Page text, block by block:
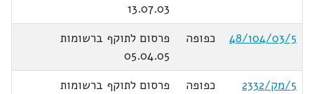
13.07.03
48/104/03/5
כפופה
פרסום לתוקף ברשומות
05.04.05
5/מק/2332
כפופה
פרסום לתוקף ברשומות